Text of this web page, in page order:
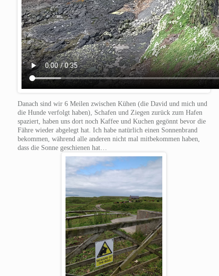
Danach sind wir 6 Meilen zwischen Kühen (die David und mich und
die Hunde verfolgt haben), Schafen und Ziegen zurück zum Hafen
spaziert, haben uns dort noch Kaffee und Kuchen gegönnt bevor die
Fähre wieder abgelegt hat. Ich habe natürlich einen Sonnenbrand
bekommen, während alle anderen nicht mal mitbekommen haben,
dass die Sonne geschienen hat…